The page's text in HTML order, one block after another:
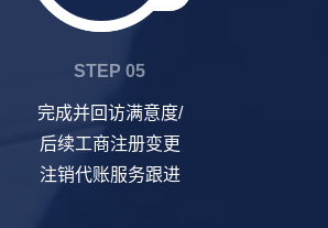
STEP 05
完成并回访满意度/
后续工商注册变更
注销代账服务跟进